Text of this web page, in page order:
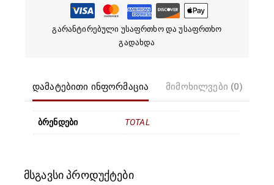
გარანტირებული უსაფრთხო და უსაფრთხო
გადახდა
დამატებითი ინფორმაცია მიმოხილვები (0)
ბრენდები TOTAL
მსგავსი პროდუქტები